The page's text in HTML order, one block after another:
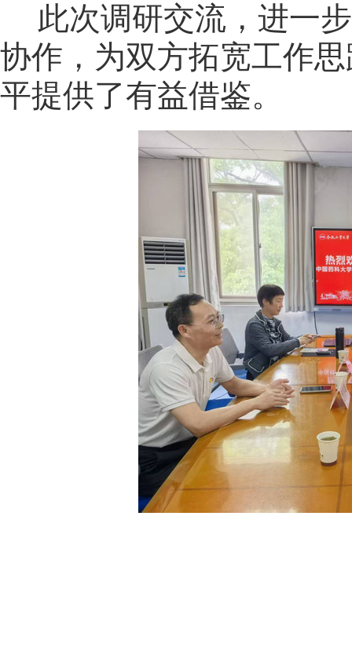
此次调研交流，进一
协作，为双方拓宽工作
平提供了有益借鉴。